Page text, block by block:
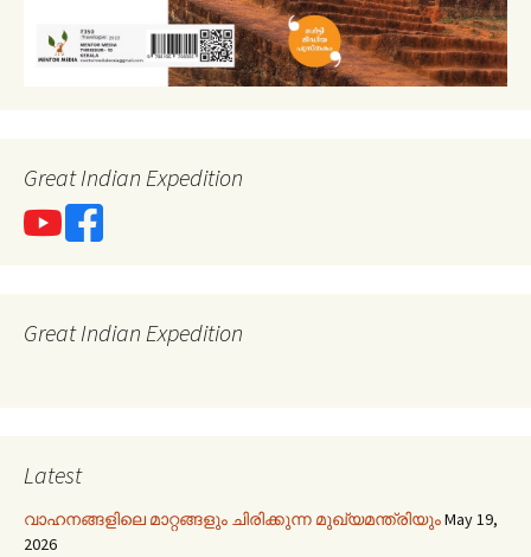
Great Indian Expedition
Great Indian Expedition
Latest
വാഹനങ്ങളിലെ മാറ്റങ്ങളും ചിരിക്കുന്ന മുഖ്യമന്ത്രിയുംMay 19,
2026